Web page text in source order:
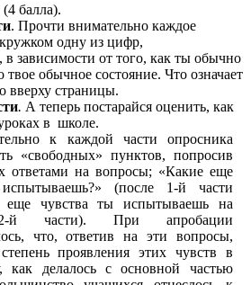
балла).
. Прочти внимательно каждое
одну из цифр,
зависимости от того, как ты обычно
твое обычное состояние. Что означает
вверху страницы.
. А теперь постарайся оценить, как
в школе.
к каждой части опросника
«свободных» пунктов, попросив
ответами на вопросы; «Какие еще
(после 1-й части
еще чувства ты испытываешь на
й части). При апробации
что, ответив на эти вопросы,
проявления этих чувств в
как делалось с основной частью